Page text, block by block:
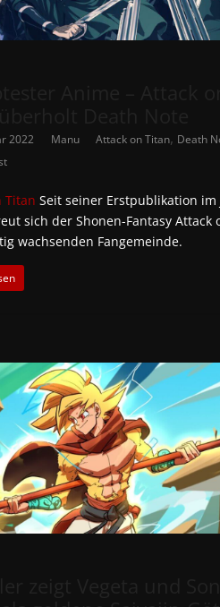
2022 Manu Attack on Titan, Death
Titan Seit seiner Erstpublikation im
sich der Shonen-Fantasy Attack
wachsenden Fangemeinde.